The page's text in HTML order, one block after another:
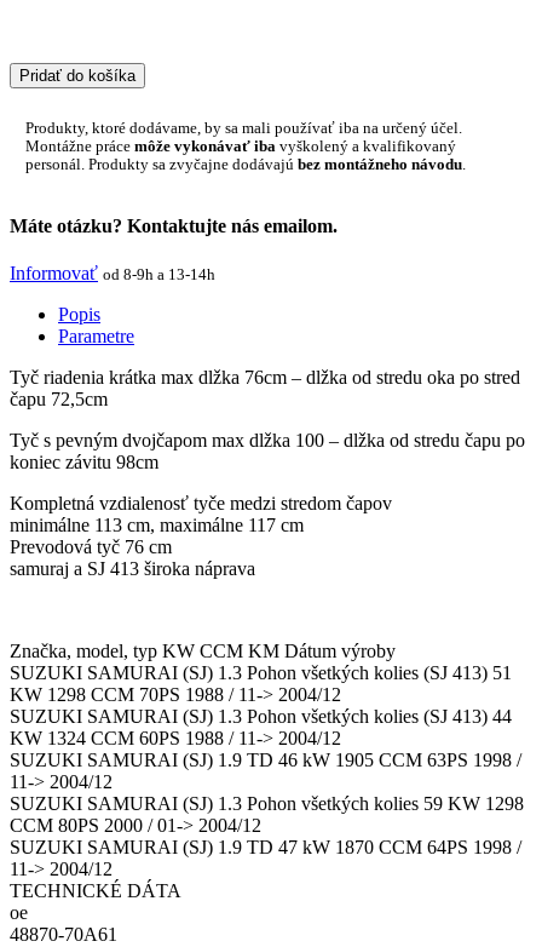
Pridať do košíka
Produkty, ktoré dodávame, by sa mali používať iba na určený účel.
Montážne práce môže vykonávať iba vyškolený a kvalifikovaný
personál. Produkty sa zvyčajne dodávajú bez montážneho návodu
Máte otázku? Kontaktujte nás emailom.
Informovať od 8-9h a 13-14h
Popis
Parametre
Tyč riadenia krátka max dlžka 76cm – dlžka od stredu oka po stred
čapu 72,5cm
Tyč s pevným dvojčapom max dlžka 100 – dlžka od stredu čapu po
koniec závitu 98cm
Kompletná vzdialenosť tyče medzi stredom čapov
minimálne 113 cm, maximálne 117 cm
Prevodová tyč 76 cm
samuraj a SJ 413 široka náprava
Značka, model, typ KW CCM KM Dátum výroby
SUZUKI SAMURAI (SJ) 1.3 Pohon všetkých kolies (SJ 413) 51
KW 1298 CCM 70PS 1988 / 11-> 2004/12
SUZUKI SAMURAI (SJ) 1.3 Pohon všetkých kolies (SJ 413) 44
KW 1324 CCM 60PS 1988 / 11-> 2004/12
SUZUKI SAMURAI (SJ) 1.9 TD 46 kW 1905 CCM 63PS 1998 /
11-> 2004/12
SUZUKI SAMURAI (SJ) 1.3 Pohon všetkých kolies 59 KW 1298
CCM 80PS 2000 / 01-> 2004/12
SUZUKI SAMURAI (SJ) 1.9 TD 47 kW 1870 CCM 64PS 1998 /
11-> 2004/12
TECHNICKÉ DÁTA
oe
48870-70A61